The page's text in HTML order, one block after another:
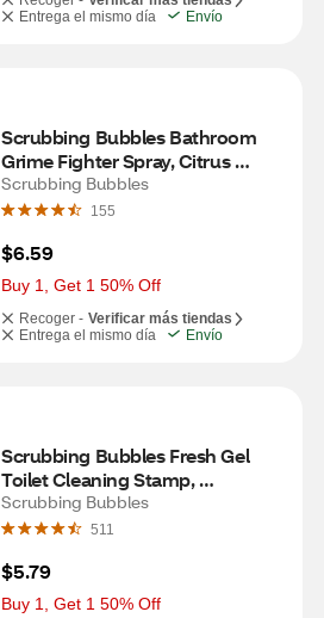
Entrega el mismo día
Envío
Scrubbing Bubbles Bathroom
Grime Fighter Spray, Citrus
Scent, 32 oz
Scrubbing Bubbles
155
$6.59
Buy 1, Get 1 50% Off
Recoger - Verificar más tiendas
Entrega el mismo día
Envío
Scrubbing Bubbles Fresh Gel
Toilet Cleaning Stamp,
Rainshower Scent, 6 ct
Scrubbing Bubbles
511
$5.79
Buy 1, Get 1 50% Off